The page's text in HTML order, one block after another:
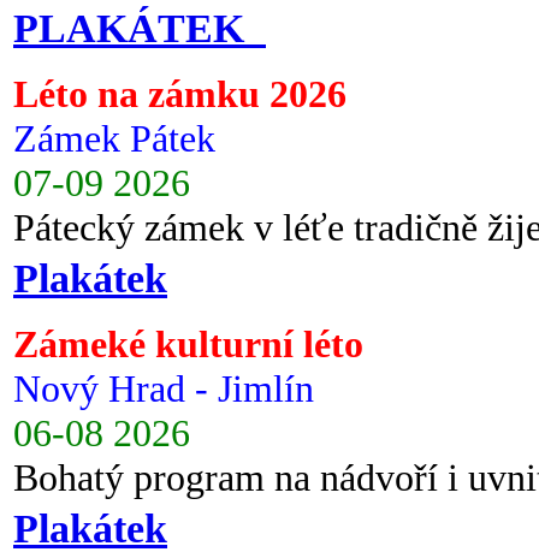
PLAKÁTEK
Léto na zámku 2026
Zámek Pátek
07-09 2026
Pátecký zámek v léťe tradičně
Plakátek
Zámeké kulturní léto
Nový Hrad - Jimlín
06-08 2026
Bohatý program na nádvoří i
Plakátek